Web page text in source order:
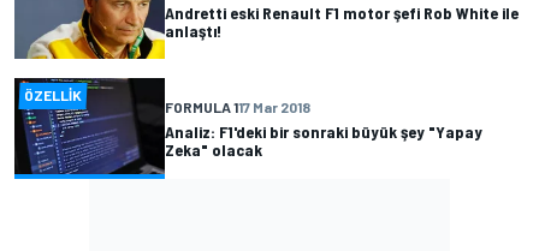
Andretti eski Renault F1 motor şefi Rob White ile
anlaştı!
ÖZELLIK
FORMULA 117 Mar 2018
Analiz: F1'deki bir sonraki büyük şey "Yapay
Zeka" olacak